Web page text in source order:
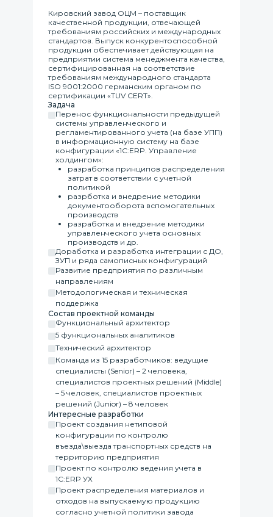
Кировский завод ОЦМ – поставщик
качественной продукции, отвечающей
требованиям российских и международных
стандартов. Выпуск конкурентоспособной
продукции обеспечивает действующая на
предприятии система менеджмента качества,
сертифицированная на соответствие
требованиям международного стандарта
ISO 9001:2000 германским органом по
сертификации «TUV CERT».
Задача
Перенос функциональности предыдущей
системы управленческого и
регламентированного учета (на базе УПП)
в информационную систему на базе
конфигурации «1С:ERP. Управление
холдингом»:
разработка принципов распределения
затрат в соответствии с учетной
политикой
разрботка и внедрение методики
документооборота вспомогательных
производств
разработка и внедрение методики
управленческого учета основных
производств и др.
Доработка и разработка интеграции с ДО,
ЗУП и ряда самописных конфигураций
Развитие предприятия по различным
направлениям
Методологическая и техническая
поддержка
Состав проектной команды
Функциональный архитектор
5 функциональных аналитиков
Технический архитектор
Команда из 15 разработчиков: ведущие
специалисты (Senior) – 2 человека,
специалистов проектных решений (Middle)
– 5 человек, специалистов проектных
решений (Junior) – 8 человек
Интересные разработки
Проект создания нетиповой
конфигурации по контролю
въезда\выезда транспортных средств на
территорию предприятия
Проект по контролю ведения учета в
1С:ERP УХ
Проект распределения материалов и
отходов на выпускаемую продукцию
согласно учетной политики завода